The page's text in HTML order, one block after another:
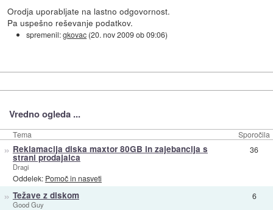
Orodja uporabljate na lastno odgovornost.
Pa uspešno reševanje podatkov.
spremenil:gkovac (20. nov 2009 ob 09:06)
Vredno ogleda ...
Tema Sporočila
» Reklamacija diska maxtor 80GB in zajebancija s
strani prodajalca
Dragi
Oddelek: Pomoč in nasveti
36
» Težave z diskom
Good Guy
6